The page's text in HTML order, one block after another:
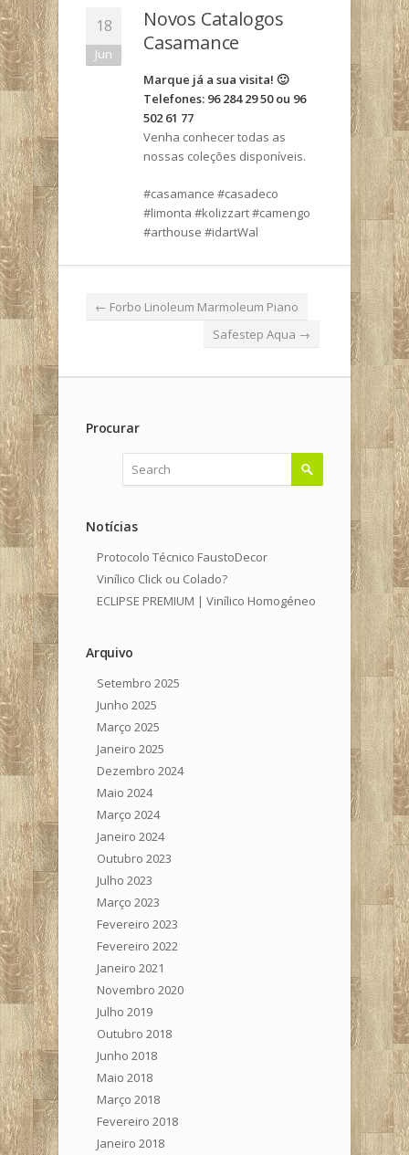
18
Jun
Novos Catalogos
Casamance
Marque já a sua visita! 🙂
Telefones: 96 284 29 50 ou 96
502 61 77
Venha conhecer todas as
nossas coleções disponíveis.
#casamance #casadeco
#limonta #kolizzart #camengo
#arthouse #idartWal
← Forbo Linoleum Marmoleum Piano
Safestep Aqua →
Procurar
Notícias
Protocolo Técnico FaustoDecor
Vinílico Click ou Colado?
ECLIPSE PREMIUM | Vinílico Homogéneo
Arquivo
Setembro 2025
Junho 2025
Março 2025
Janeiro 2025
Dezembro 2024
Maio 2024
Março 2024
Janeiro 2024
Outubro 2023
Julho 2023
Março 2023
Fevereiro 2023
Fevereiro 2022
Janeiro 2021
Novembro 2020
Julho 2019
Outubro 2018
Junho 2018
Maio 2018
Março 2018
Fevereiro 2018
Janeiro 2018